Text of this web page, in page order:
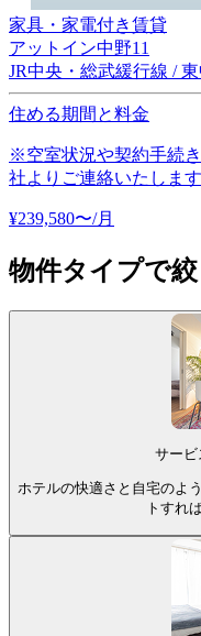
家具・家電付き賃貸
アットイン中野11
JR中央・総武緩行線 /
住める期間と料金
※空室状況や契約手続
社よりご連絡いたします
¥239,580〜/月
物件タイプで
サービ
ホテルの快適さと自宅のよ
トすれ